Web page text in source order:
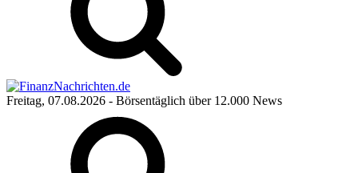
Freitag, 07.08.2026 - Börsentäglich über 12.000 News